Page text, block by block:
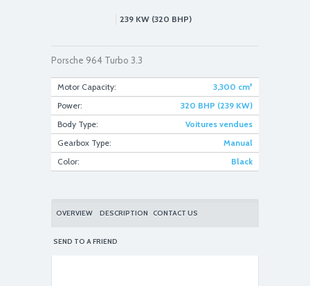
047ABBE7-1E70-4284-A21D-16B002C28F5C
239 KW (320 BHP)
Porsche 964 Turbo 3.3
Motor Capacity: 3,300 cm³
Power:
320 BHP (239 KW)
Body Type:
Voitures vendues
Gearbox Type:
Manual
Color:
Black
OVERVIEW DESCRIPTION CONTACT US
SEND TO A FRIEND